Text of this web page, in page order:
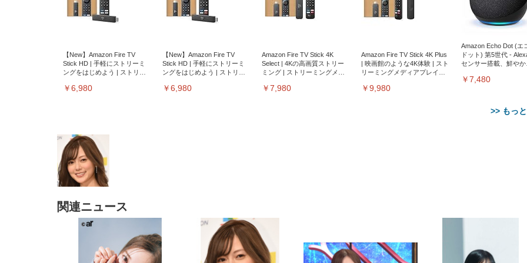
【New】Amazon Fire TV
Stick HD | 手軽にストリーミ
ングをはじめよう | ストリー
￥6,980
【New】Amazon Fire TV
Stick HD | 手軽にストリーミ
ングをはじめよう | ストリー
￥6,980
Amazon Fire TV Stick 4K
Select | 4Kの高画質ストリー
ミング | ストリーミングメデ
￥7,980
Amazon Fire TV Stick 4K Plus
| 映画館のような4K体験 | スト
リーミングメディアプレイヤ
￥9,980
Amazon Echo Dot (エ
ドット) 第5世代 -
センサー搭載、鮮やか
￥7,480
>> もっ
[EdoErgo] オフィスチェア 椅
子 テレワーク 疲れない 跳ね
上げ式アームレスト コンパク
ト 約105度ロッキング pc 事務
￥5,699
SIHOO B100 オフィスチェア
／デスクチェア メッシュチェ
ア 人間工学 疲れない ブラッ
チェア 強化バックレスト 30
度ロッキング機能 人間工学 椅
￥7,680
チェア 強化バックレスト 30度
ロッキング機能 人間工学 椅子
￥7,680
ス圧無段階昇降 360度
￥4,139
EIZO ビジネス向けプレミア
EV3240X-WT | 31.5型4K
UHD・USB Type-C・ホワイ
￥105,595
EIZO ビジネス向けプレミア
ムモニター | FlexScan
EV2740X-WT | 27.0型4K
UHD・USB Type-C・ホワイ
ト￥109,572
【純正品】27"ゲーミングモ
ニター DualSense 充電フッ
ク付き（CFI-ZDM1J）
￥49,979
HD（1920×1080）VA 非光
沢 HDMI/DisplayPort/VGA
￥15,800
【MiniLED/24.5inch/280Hz/
1ms FHD 量子ドット 残像低減
￥34,980
Amazonベーシック ペットシ
ーツ 薄型 レギュラー 1回使い
捨て 無香料 ホワイト 300枚
￥3,373
Amazonベーシック ペットシ
ーツ 厚型 ワイド 42枚x2袋(84
枚) ホワイト(吸収面:ライトブ
￥1,800
Smart Basic アイリスオーヤマ
ペットシーツ 超厚型 お徳用
￥3,670
【Amazon.co.jp限定】
￥3,731
関連ニュース